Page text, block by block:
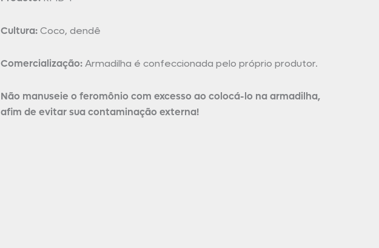
Cultura:Coco, dendê
Comercialização:Armadilha é confeccionada pelo próprio produtor.
Não manuseie o feromônio com excesso ao colocá-lo na armadilha,
afim de evitar sua contaminação externa!